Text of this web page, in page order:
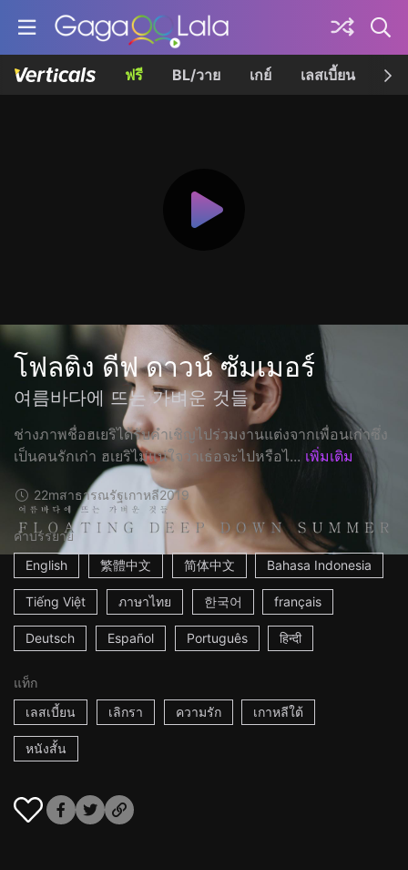
ฟรี BL/วาย เกย์ เลสเบี้ยน เค
โฟลติง ดีฟ ดาวน์ ซัมเมอร์
여름바다에 뜨는 가벼운 것들
ช่างภาพชื่อฮเยริได้รับคำเชิญไปร่วมงานแต่งจากเพื่อนเก่าซึ่ง
เป็นคนรักเก่า ฮเยริไม่แน่ใจว่าเธอจะไปหรือไ... เพิ่มเติม
22mสาธารณรัฐเกาหลี2019
คำบรรยาย
English
繁體中文 简体中文 Bahasa Indonesia
Tiếng Việt ภาษาไทย 한국어 français
Deutsch Español Português हिन्दी
แท็ก
เลสเบี้ยน
เลิกรา ความรัก เกาหลีใต้
หนังสั้น